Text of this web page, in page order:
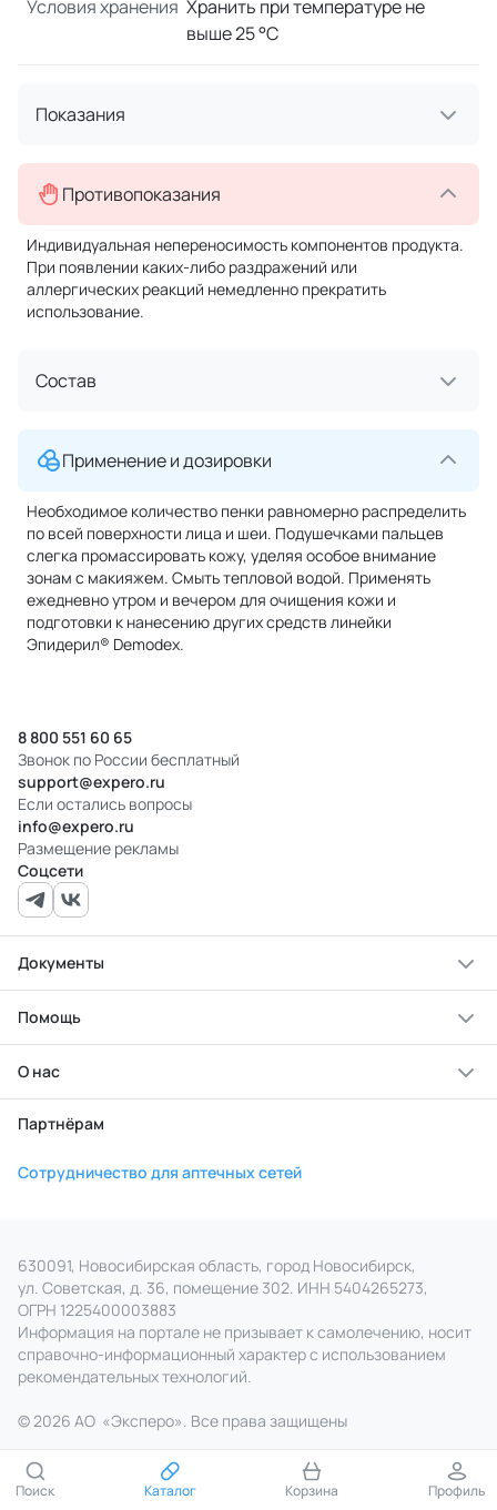
Условия хранения Хранить при температуре не
выше 25 °C
Показания
Противопоказания
Индивидуальная непереносимость компонентов продукта.
При появлении каких-либо раздражений или
аллергических реакций немедленно прекратить
использование.
Состав
Применение и дозировки
Необходимое количество пенки равномерно распределить
по всей поверхности лица и шеи. Подушечками пальцев
слегка промассировать кожу, уделяя особое внимание
зонам с макияжем. Смыть тепловой водой. Применять
ежедневно утром и вечером для очищения кожи и
подготовки к нанесению других средств линейки
Эпидерил® Demodex.
Поиск Каталог Корзина Профиль
8 800 551 60 65
Звонок по России бесплатный
support@expero.ru
Если остались вопросы
info@expero.ru
Размещение рекламы
Соцсети
Документы
Помощь
О нас
Партнёрам
Сотрудничество для аптечных сетей
630091, Новосибирская область, город Новосибирск,
ул. Советская, д. 36, помещение 302. ИНН 5404265273,
ОГРН 1225400003883
Информация на портале не призывает к самолечению, носит
справочно‑информационный характер с использованием
рекомендательных технологий.
© 2026 АО «Эксперо». Все права защищены